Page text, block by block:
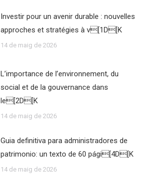
Investir pour un avenir durable : nouvelles
approches et stratégies à v[1D[K
14 de maig de 2026
L’importance de l’environnement, du
social et de la gouvernance dans
le[2D[K
14 de maig de 2026
Guia definitiva para administradores de
patrimonio: un texto de 60 pági[4D[K
14 de maig de 2026